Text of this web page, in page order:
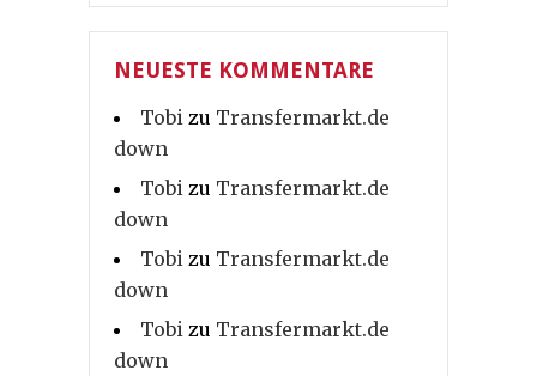
NEUESTE KOMMENTARE
Tobi zu Transfermarkt.de
down
Tobi zu Transfermarkt.de
down
Tobi zu Transfermarkt.de
down
Tobi zu Transfermarkt.de
down